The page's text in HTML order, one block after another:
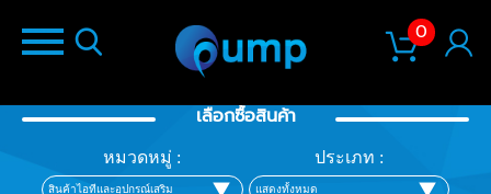
0
เลือกซื้อสินค้า
หมวดหมู่ : ประเภท :